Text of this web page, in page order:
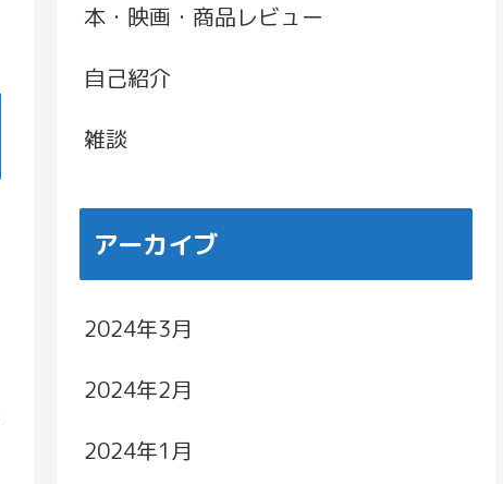
本・映画・商品レビュー
自己紹介
雑談
アーカイブ
2024年3月
2024年2月
2024年1月